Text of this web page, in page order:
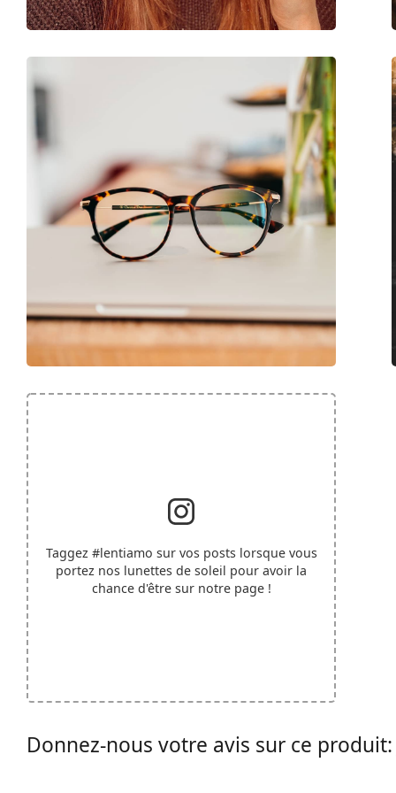
Marque:
Jaguar
Taggez #lentiamo sur vos posts lorsque vous
portez nos lunettes de soleil pour avoir la
chance d'être sur notre page !
Donnez-nous votre avis sur ce produit: